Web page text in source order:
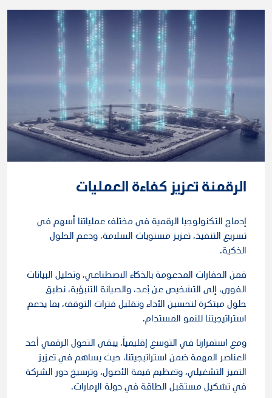
الرقمنة تعزيز كفاءة العمليات
إدماج التكنولوجيا الرقمية في مختلف عملياتنا أسهم في
تسريع التنفيذ، تعزيز مستويات السلامة، ودعم الحلول
الذكية.
فمن الحفارات المدعومة بالذكاء الاصطناعي، وتحليل البيانات
الفوري، إلى التشخيص عن بُعد، والصيانة التنبؤية، نطبق
حلول مبتكرة لتحسين الأداء وتقليل فترات التوقف، بما يدعم
استراتيجيتنا للنمو المستدام.
ومع استمرارنا في التوسع إقليمياً، يبقى التحول الرقمي أحد
العناصر المهمة ضمن استراتيجيتنا، حيث يساهم في تعزيز
التميز التشغيلي، وتعظيم قيمة الأصول، وترسيخ دور الشركة
في تشكيل مستقبل الطاقة في دولة الإمارات.